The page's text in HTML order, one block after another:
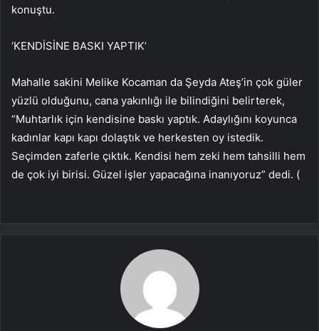
konuştu.
‘KENDİSİNE BASKI YAPTIK’
Mahalle sakini Melike Kocaman da Şeyda Ateş’in çok güler
yüzlü olduğunu, cana yakınlığı ile bilindiğini belirterek,
“Muhtarlık için kendisine baskı yaptık. Adaylığını koyunca
kadınlar kapı kapı dolaştık ve herkesten oy istedik.
Seçimden zaferle çıktık. Kendisi hem zeki hem tahsilli hem
de çok iyi birisi. Güzel işler yapacağına inanıyoruz” dedi. (